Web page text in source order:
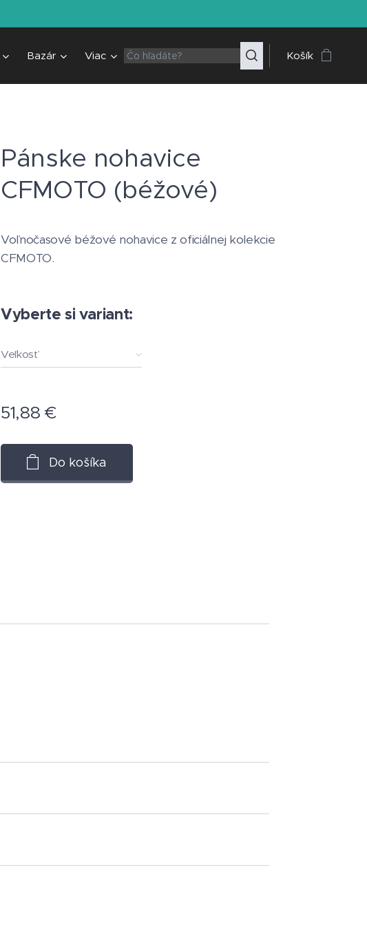
Bazár Viac Košík
Pánske nohavice
CFMOTO (béžové)
Voľnočasové béžové nohavice z oficiálnej kolekcie
CFMOTO.
Vyberte si variant:
Veľkosť
51,88 €
Do košíka